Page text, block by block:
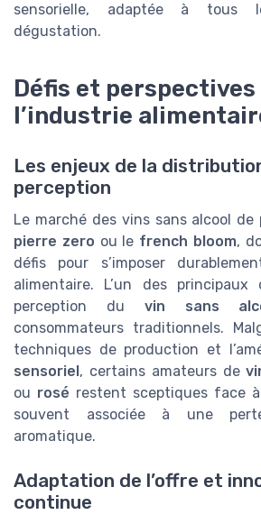
sensorielle, adaptée à tous
dégustation.
Défis et perspectives
l’industrie
Les enjeux de la
perception
Le marché des vins sans alcool de
pierre zero ou le french bloom,
défis pour s’imposer
alimentaire. L’un des
perception du vin sans
consommateurs traditionnels.
techniques de production et
sensoriel , certains amateurs de
ou rosé restent sceptiques face à
souvent associée à une
aromatique.
Adaptation de l’offre et
continue